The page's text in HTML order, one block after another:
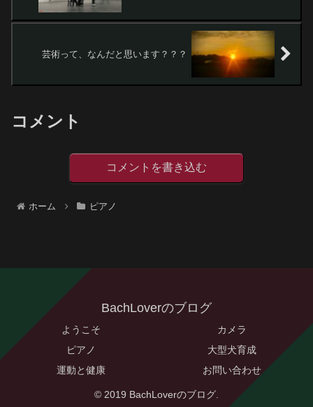
芸術って、なんだと思います？？？
コメント
コメントを書き込む
ホーム ピアノ
BachLoverのブログ
ようこそ
カメラ
ピアノ
大型犬育成
運動と健康
お問い合わせ
© 2019 BachLoverのブログ.